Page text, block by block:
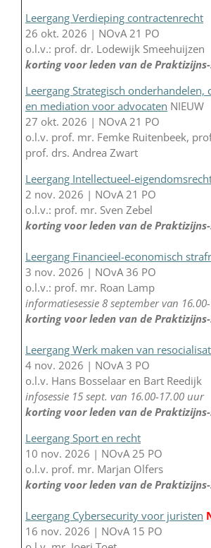
Leergang Verdieping contractenrecht
26 okt. 2026 | NOvA 21 PO
o.l.v.: prof. dr. Lodewijk Smeehuijzen
korting voor leden van de
Leergang Strategisch
en mediation voor advocaten NIEUW
27 okt. 2026 | NOvA 21 PO
o.l.v. prof. mr. Femke Ruitenbeek,
prof. drs. Andrea Zwart
Leergang Intellectueel-
2 nov. 2026 | NOvA 21 PO
o.l.v.: prof. mr. Sven Zebel
korting voor leden van de
Leergang Financieel-economisch
3 nov. 2026 | NOvA 36 PO
o.l.v.: prof. mr. Roan Lamp
informatiesessie 8 september van
korting voor leden van de
Leergang Werk maken van
4 nov. 2026 | NOvA 3 PO
o.l.v. Hans Bosselaar en Bart Reedijk
infosessie 15 sept. van 16.00-17.00 uur
korting voor leden van de
Leergang Sport en recht
10 nov. 2026 | NOvA 25 PO
o.l.v. prof. mr. Marjan Olfers
korting voor leden van de
Leergang Cybersecurity voor juristen
16 nov. 2026 | NOvA 15 PO